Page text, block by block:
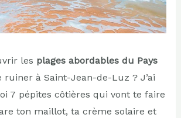
les plages abordables du Pays
à Saint-Jean-de-Luz ? J’ai
7 pépites côtières qui vont te faire
ton maillot, ta crème solaire et